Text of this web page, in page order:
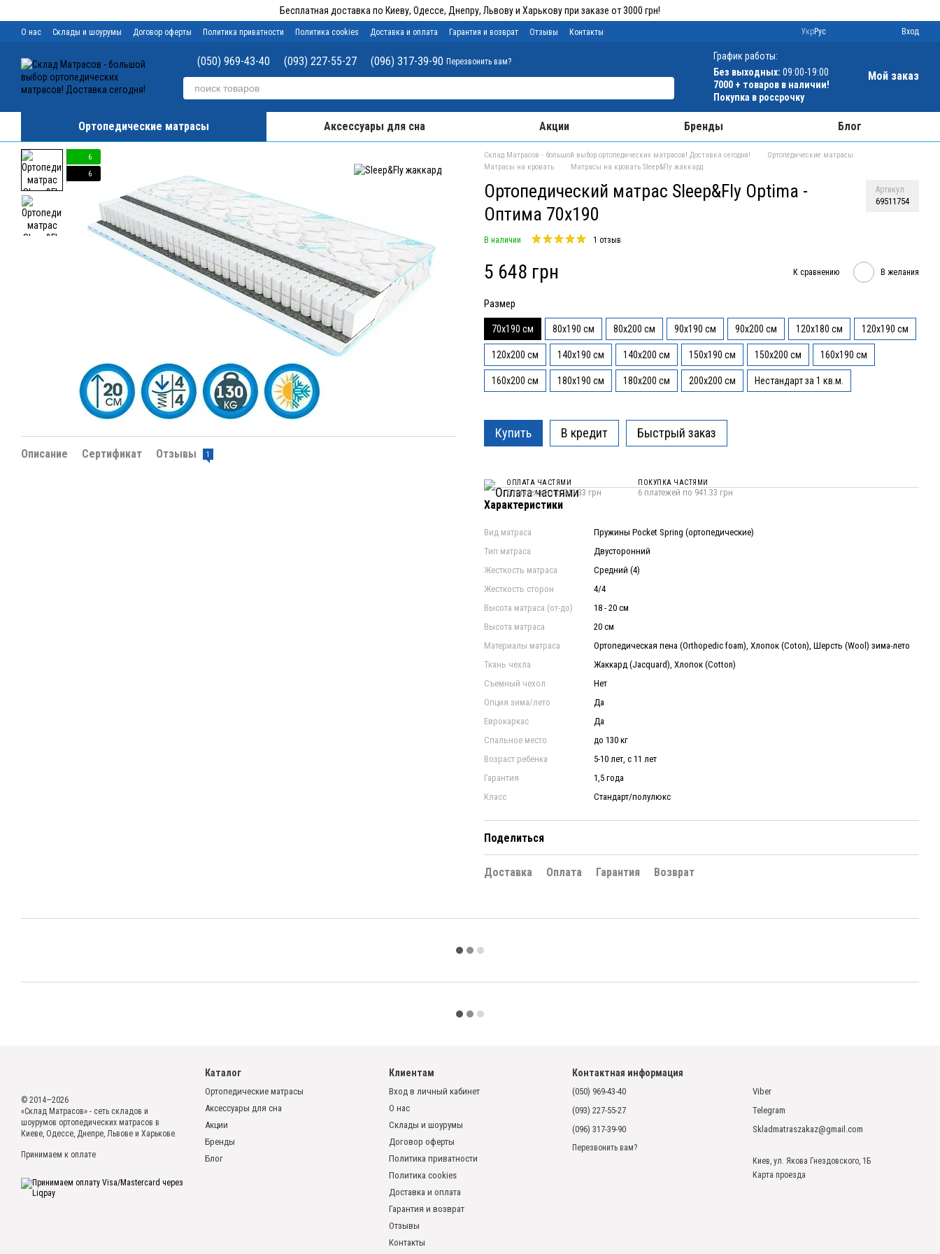
Бесплатная доставка по Киеву, Одессе, Днепру, Львову и Харькову при заказе от 3000 грн!
О нас Склады и шоурумы Договор оферты Политика приватности Политика cookies Доставка и оплата Гарантия и возврат Отзывы Контакты УкрРус Вход
(050) 969-43-40 (093) 227-55-27 (096) 317-39-90 Перезвонить вам?
График работы:
Без выходных: 09:00-19:00
7000 + товаров в наличии!
Покупка в россрочку
Мой заказ
Ортопедические матрасы Аксессуары для сна Акции Бренды Блог
6
6
Описание Сертификат Отзывы 1
Склад Матрасов - большой выбор ортопедических матрасов! Доставка сегодня!
Ортопедические матрасы
Матрасы на кровать
Матрасы на кровать Sleep&Fly жаккард
Ортопедический матрас Sleep&Fly Optima -
Оптима 70x190
Артикул
69511754
В наличии 1 отзыв
5 648 грн К сравнению В желания
Размер
70x190 см 80x190 см 80x200 см 90x190 см 90x200 см 120x180 см 120x190 см
120x200 см 140x190 см 140x200 см 150x190 см 150x200 см 160x190 см
160x200 см 180x190 см 180x200 см 200x200 см Нестандарт за 1 кв.м.
Купить В кредит Быстрый заказ
ОПЛАТА ЧАСТЯМИ
6 платежей по 941.33 грн
ПОКУПКА ЧАСТЯМИ
6 платежей по 941.33 грн
Характеристики
Вид матраса
Пружины Pocket Spring (ортопедические)
Тип матраса
Двусторонний
Жесткость матраса
Средний (4)
Жесткость сторон
4/4
Высота матраса (от-до)
18 - 20 см
Высота матраса
20 см
Материалы матраса
Ортопедическая пена (Orthopedic foam), Хлопок (Coton), Шерсть (Wool) зима-лето
Ткань чехла
Жаккард (Jacquard), Хлопок (Cotton)
Съемный чехол
Нет
Опция зима/лето
Да
Еврокаркас
Да
Спальное место
до 130 кг
Возраст ребенка
5-10 лет, с 11 лет
Гарантия
1,5 года
Класс
Стандарт/полулюкс
Поделиться
Доставка Оплата Гарантия Возврат
© 2014—2026
«Склад Матрасов» - сеть складов и
шоурумов ортопедических матрасов в
Киеве, Одессе, Днепре, Львове и Харькове.
Принимаем к оплате
Каталог
Ортопедические матрасы
Аксессуары для сна
Акции
Бренды
Блог
Клиентам
Вход в личный кабинет
О нас
Склады и шоурумы
Договор оферты
Политика приватности
Политика cookies
Доставка и оплата
Гарантия и возврат
Отзывы
Контакты
Контактная информация
(050) 969-43-40
(093) 227-55-27
(096) 317-39-90
Перезвонить вам?
Viber
Telegram
Skladmatraszakaz@gmail.com
Киев, ул. Якова Гнездовского, 1Б
Карта проезда